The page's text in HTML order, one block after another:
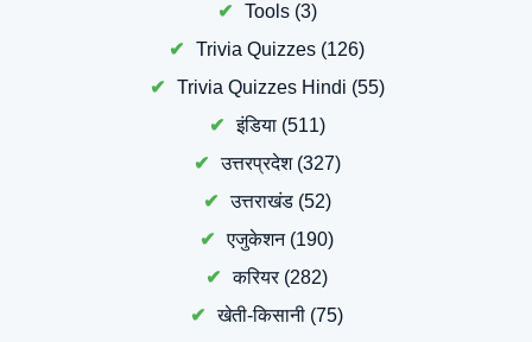
Tools(3)
Trivia Quizzes (126)
Trivia Quizzes Hindi (55)
इंडिया(511)
उत्तरप्रदेश(327)
उत्तराखंड(52)
एजुकेशन(190)
करियर(282)
खेती-किसानी (75)